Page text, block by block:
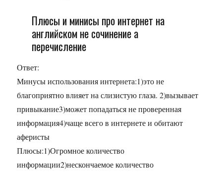
Плюсы и минисы про интернет на
английском не сочинение а
перечисление
Ответ:
Минусы использования интернета:1)это не
благоприятно влияет на слизистую глаза. 2)вызывает
привыкание3)может попадаться не проверенная
информация4)чаще всего в интернете и обитают
аферисты
Плюсы:1)Огромное количество
информации2)нескончаемое количество